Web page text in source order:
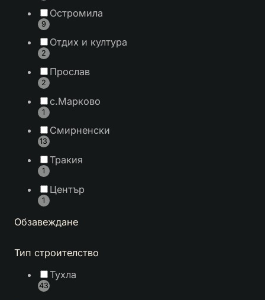
Остромила
9
Отдих и култура
2
Прослав
2
с.Марково
1
Смирненски
13
Тракия
1
Център
1
Обзавеждане
Тип строителство
Тухла
43